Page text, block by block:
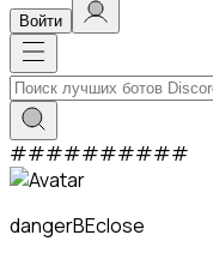
Войти
##########
dangerBEclose